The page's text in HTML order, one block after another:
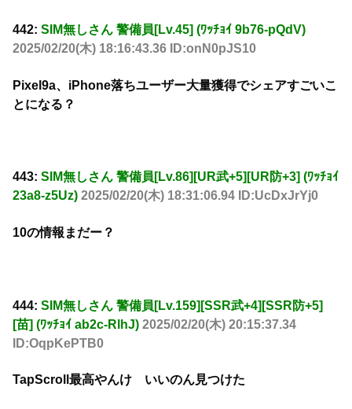
442: SIM無しさん 警備員[Lv.45] (ﾜｯﾁｮｲ 9b76-pQdV)
2025/02/20(木) 18:16:43.36 ID:onN0pJS10
Pixel9a、iPhone落ちユーザー大量獲得でシェアすごいこ
とになる？
443: SIM無しさん 警備員[Lv.86][UR武+5][UR防+3] (ﾜｯﾁｮｲ
23a8-z5Uz) 2025/02/20(木) 18:31:06.94 ID:UcDxJrYj0
10の情報まだー？
444: SIM無しさん 警備員[Lv.159][SSR武+4][SSR防+5]
[苗] (ﾜｯﾁｮｲ ab2c-RlhJ) 2025/02/20(木) 20:15:37.34
ID:OqpKePTB0
TapScroll最高やんけ いいのん見つけた